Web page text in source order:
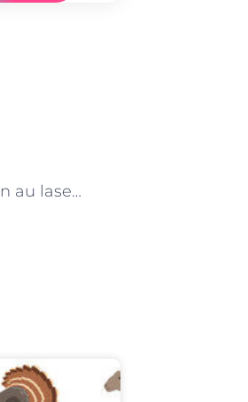
Les avantages de l’épilation au laser pour les personnes ayant des poils incarnés à Paris